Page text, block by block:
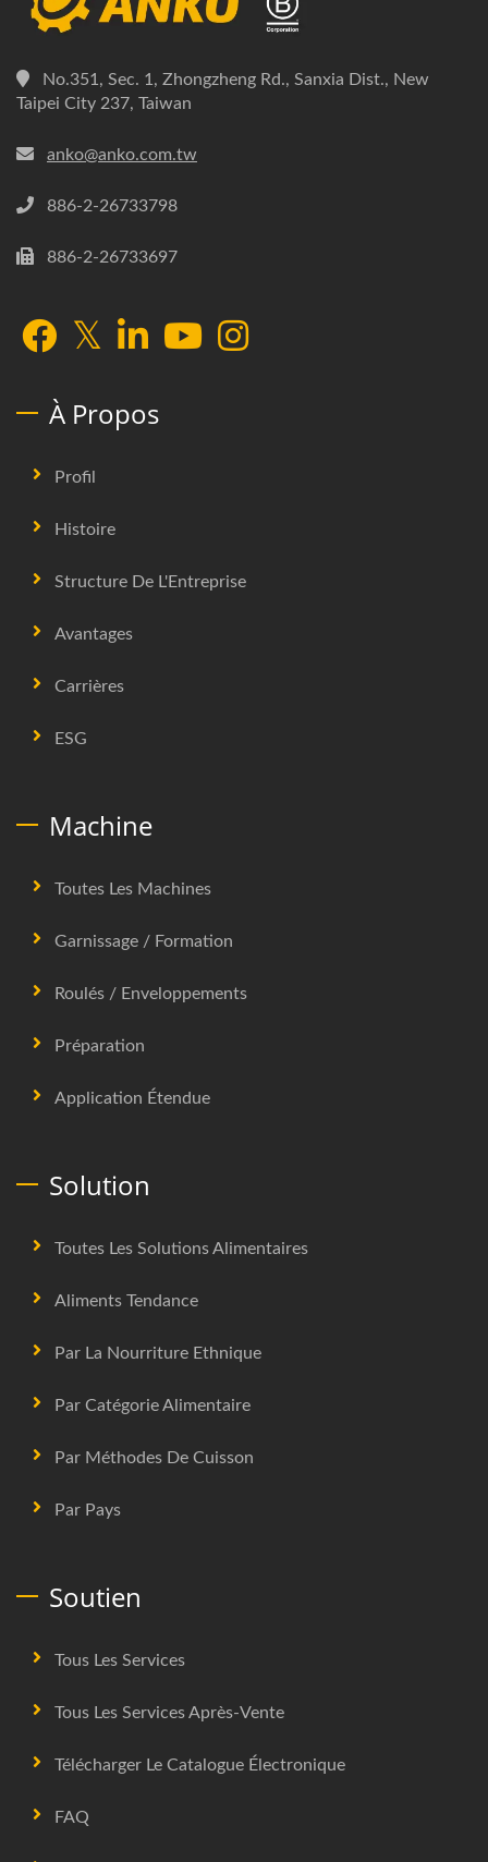
No.351, Sec. 1, Zhongzheng Rd., Sanxia Dist., New
Taipei City 237, Taiwan
anko@anko.com.tw
886-2-26733798
886-2-26733697
À Propos
Profil
Histoire
Structure De L'Entreprise
Avantages
Carrières
ESG
Machine
Toutes Les Machines
Garnissage / Formation
Roulés / Enveloppements
Préparation
Application Étendue
Solution
Toutes Les Solutions Alimentaires
Aliments Tendance
Par La Nourriture Ethnique
Par Catégorie Alimentaire
Par Méthodes De Cuisson
Par Pays
Soutien
Tous Les Services
Tous Les Services Après-Vente
Télécharger Le Catalogue Électronique
FAQ